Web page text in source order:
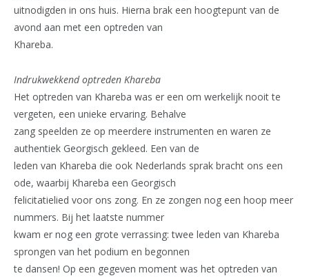
uitnodigden in ons huis. Hierna brak een hoogtepunt van de
avond aan met een optreden van
Khareba.
Indrukwekkend optreden Khareba
Het optreden van Khareba was er een om werkelijk nooit te
vergeten, een unieke ervaring. Behalve
zang speelden ze op meerdere instrumenten en waren ze
authentiek Georgisch gekleed. Een van de
leden van Khareba die ook Nederlands sprak bracht ons een
ode, waarbij Khareba een Georgisch
felicitatielied voor ons zong. En ze zongen nog een hoop meer
nummers. Bij het laatste nummer
kwam er nog een grote verrassing: twee leden van Khareba
sprongen van het podium en begonnen
te dansen! Op een gegeven moment was het optreden van